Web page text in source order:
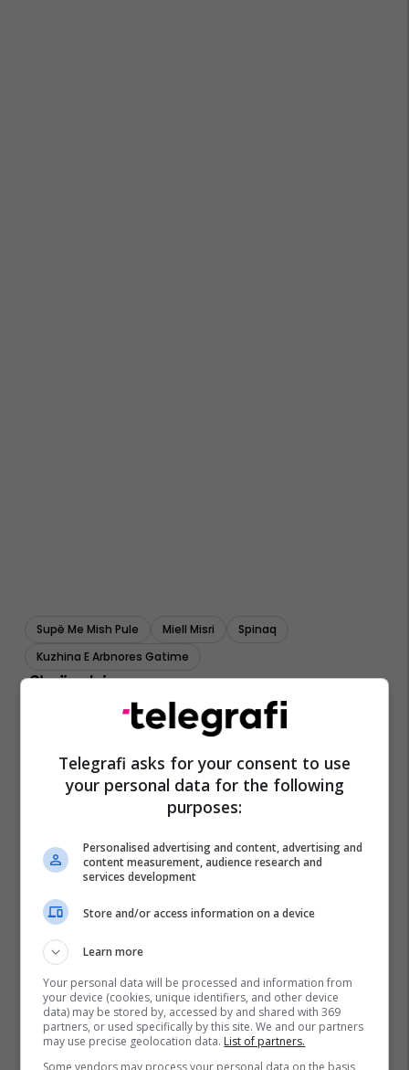
Supë Me Mish Pule Miell Misri
Spinaq
Kuzhina E Arbnores Gatime
Telegrafi asks for your consent to use
your personal data for the following
purposes:
Personalised advertising and content, advertising and
content measurement, audience research and
services development
Store and/or access information on a device
Learn more
Your personal data will be processed and information from
your device (cookies, unique identifiers, and other device
data) may be stored by, accessed by and shared with 369
partners, or used specifically by this site. We and our partners
may use precise geolocation data. List of partners.
Some vendors may process your personal data on the basis